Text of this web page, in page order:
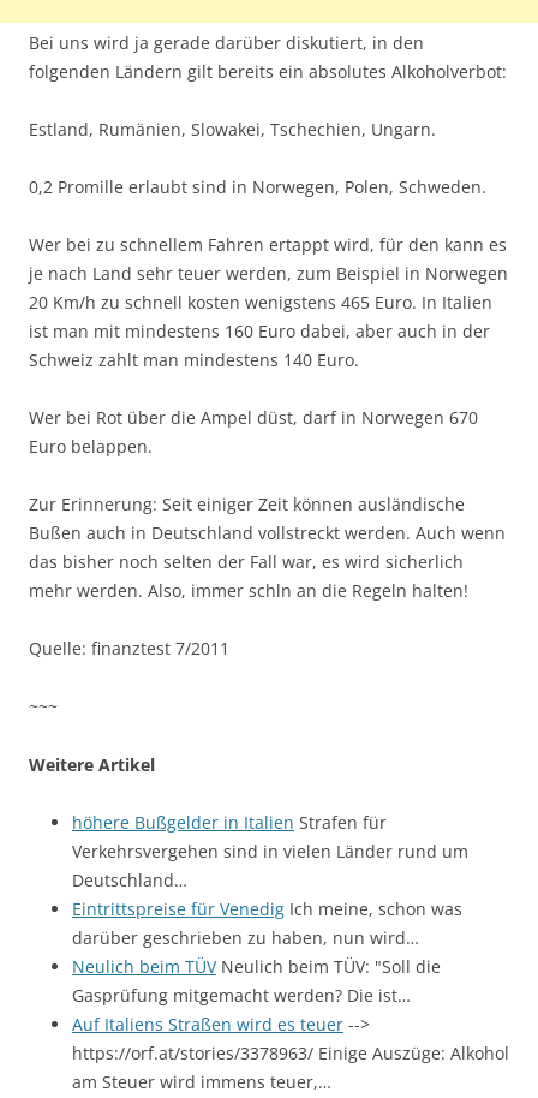
Bei uns wird ja gerade darüber diskutiert, in den
folgenden Ländern gilt bereits ein absolutes Alkoholverbot:
Estland, Rumänien, Slowakei, Tschechien, Ungarn.
0,2 Promille erlaubt sind in Norwegen, Polen, Schweden.
Wer bei zu schnellem Fahren ertappt wird, für den kann es
je nach Land sehr teuer werden, zum Beispiel in Norwegen
20 Km/h zu schnell kosten wenigstens 465 Euro. In Italien
ist man mit mindestens 160 Euro dabei, aber auch in der
Schweiz zahlt man mindestens 140 Euro.
Wer bei Rot über die Ampel düst, darf in Norwegen 670
Euro belappen.
Zur Erinnerung: Seit einiger Zeit können ausländische
Bußen auch in Deutschland vollstreckt werden. Auch wenn
das bisher noch selten der Fall war, es wird sicherlich
mehr werden. Also, immer schln an die Regeln halten!
Quelle: finanztest 7/2011
~~~
Weitere Artikel
höhere Bußgelder in Italien Strafen für
Verkehrsvergehen sind in vielen Länder rund um
Deutschland…
Eintrittspreise für Venedig Ich meine, schon was
darüber geschrieben zu haben, nun wird…
Neulich beim TÜVNeulich beim TÜV: "Soll die
Gasprüfung mitgemacht werden? Die ist…
Auf Italiens Straßen wird es teuer -->
https://orf.at/stories/3378963/ Einige Auszüge: Alkohol
am Steuer wird immens teuer,…